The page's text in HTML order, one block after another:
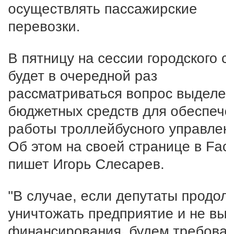
осуществлять пассажирские
перевозки.
В пятницу на сессии городского
будет в очередной раз
рассматриваться вопрос
бюджетных средств для
работы троллейбусного
Об этом на своей странице в
пишет Игорь Слесарев.
"В случае, если депутаты
уничтожать предприятие и не